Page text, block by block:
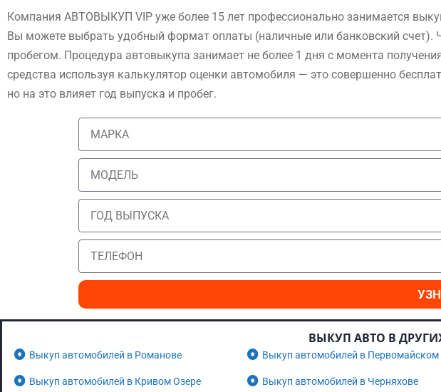
Компания АВТОВЫКУП VIP уже более 15 лет профессионально занимается
Вы можете выбрать удобный формат оплаты (наличные или банковский
пробегом. Процедура автовыкупа занимает не более 1 дня с момента
средства используя калькулятор оценки автомобиля — это совершенно
но на это влияет год выпуска и пробег.
ВЫКУП АВТО В
Выкуп автомобилей в Романове Выкуп автомобилей в Первомайском
Выкуп автомобилей в Кривом Озере Выкуп автомобилей в Черняхове